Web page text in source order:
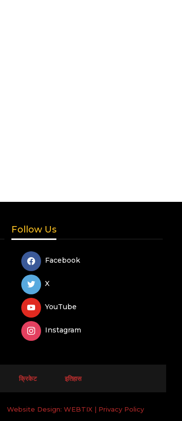
Follow Us
Facebook
X
YouTube
Instagram
क्रिकेट इतिहास
Website Design: WEBTIX | Privacy Policy